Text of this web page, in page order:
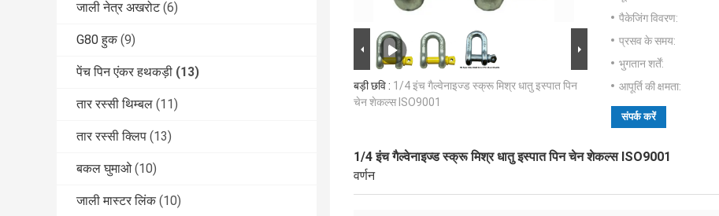
जाली नेत्र अखरोट (6)
G80 हुक (9)
पेंच पिन एंकर हथकड़ी (13)
तार रस्सी थिम्बल (11)
तार रस्सी क्लिप (13)
बकल घुमाओ (10)
जाली मास्टर लिंक (10)
बड़ी छवि : 1/4 इंच गैल्वेनाइज्ड स्क्रू मिश्र धातु इस्पात पिन
चेन शेकल्स ISO9001
पैकेजिंग विवरण:
प्रसव के समय:
भुगतान शर्तें:
आपूर्ति की क्षमता:
संपर्क करें
1/4 इंच गैल्वेनाइज्ड स्क्रू मिश्र धातु इस्पात पिन चेन शेकल्स ISO9001
वर्णन